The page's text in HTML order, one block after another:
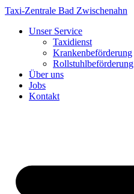
Taxi-Zentrale Bad Zwischenahn
Unser Service
Taxidienst
Krankenbeförderung
Rollstuhlbeförderung
Über uns
Jobs
Kontakt